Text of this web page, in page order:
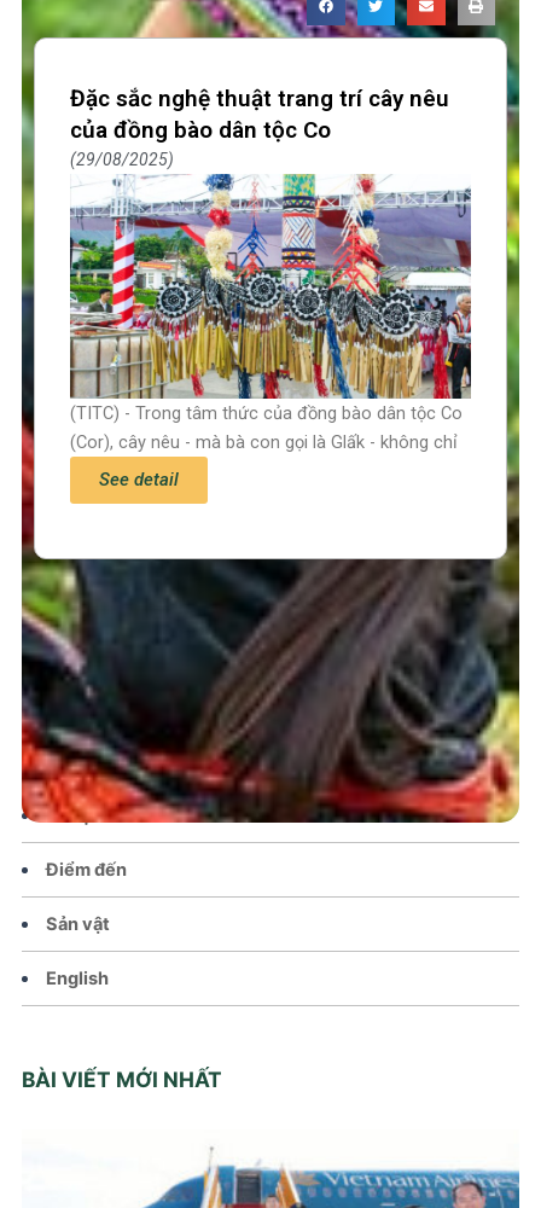
Trang chủ
Tin tức – Sự kiện
Chính sách
Văn hoá – Đời sống
Lễ hội
Điểm đến
Sản vật
English
BÀI VIẾT MỚI NHẤT
Đặc sắc nghệ thuật trang trí cây nêu
của đồng bào dân tộc Co
29/08/2025
(TITC) - Trong tâm thức của đồng bào dân tộc Co
(Cor), cây nêu - mà bà con gọi là Glấk - không chỉ
See detail